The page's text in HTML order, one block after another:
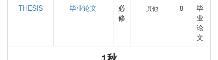
THESIS 毕业论文
必
修
其他 8
毕
业
论
文